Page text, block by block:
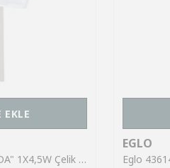
EKLE
Eglo 75321 "ALAMEDA" 1X4,5W Çelik Nikel Mat Sıva Üstü Spot
EGLO